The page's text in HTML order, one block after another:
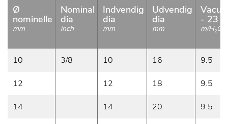
Ø
nominelle
mm
Nominal
dia
inch
Indvendig
dia
mm
Udvendig
dia
mm
- 23
m/H2O
10 3/8 10 16 9.5
12 12 18 9.5
14 14 20 9.5